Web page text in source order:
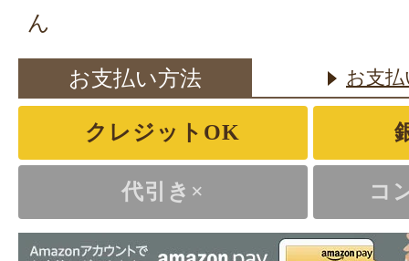
ん
お支払い方法 お支
クレジットOK
代引き× コ